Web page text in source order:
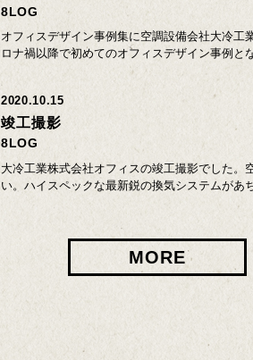
8LOG
オフィスデザイン事例集に空調設備会社大冷工
ロナ禍以降で初めてのオフィスデザイン事例
2020.10.15
竣工撮影
8LOG
大冷工業株式会社オフィスの竣工撮影でした。
い。ハイスペックな最新鋭の換気システムがあ
MORE